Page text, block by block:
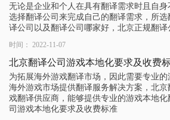
无论是企业和个人在具有翻译需求时且自
选择翻译公司来完成自己的翻译需求，所
译公司以及翻译公司哪家好，北京正规翻译
时间： 2022-11-07
北京翻译公司游戏本地化要求及收费
为拓展海外游戏翻译市场，因此需要专业
海外游戏市场提供翻译服务解决方案，北
戏翻译供应商，能够提供专业的游戏本地
司游戏本地化要求及收费标准